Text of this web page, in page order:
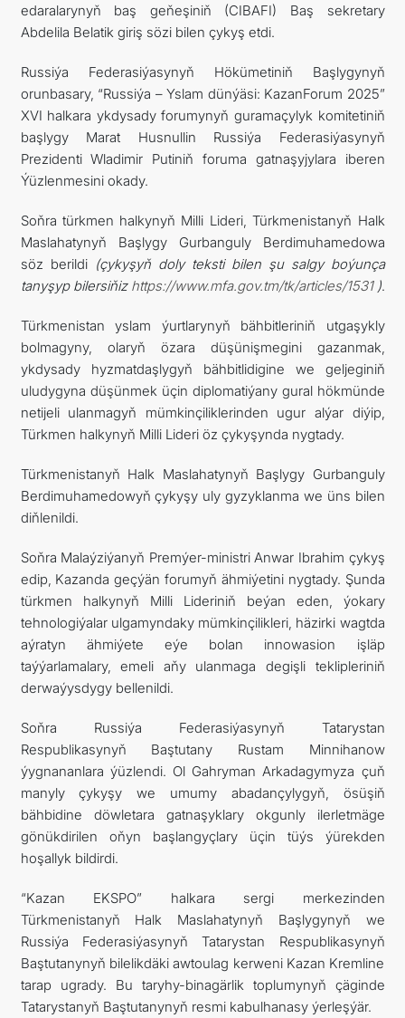
edaralarynyň baş geňeşiniň (CIBAFI) Baş sekretary
Abdelila Belatik giriş sözi bilen çykyş etdi.
Russiýa Federasiýasynyň Hökümetiniň Başlygynyň
orunbasary, “Russiýa – Yslam dünýäsi: KazanForum 2025”
XVI halkara ykdysady forumynyň guramaçylyk komitetiniň
başlygy Marat Husnullin Russiýa Federasiýasynyň
Prezidenti Wladimir Putiniň foruma gatnaşyjylara iberen
Ýüzlenmesini okady.
Soňra türkmen halkynyň Milli Lideri, Türkmenistanyň Halk
Maslahatynyň Başlygy Gurbanguly Berdimuhamedowa
söz berildi (çykyşyň doly teksti bilen şu salgy boýunça
tanyşyp bilersiňiz https://www.mfa.gov.tm/tk/articles/1531 ).
Türkmenistan yslam ýurtlarynyň bähbitleriniň utgaşykly
bolmagyny, olaryň özara düşünişmegini gazanmak,
ykdysady hyzmatdaşlygyň bähbitlidigine we geljeginiň
uludygyna düşünmek üçin diplomatiýany gural hökmünde
netijeli ulanmagyň mümkinçiliklerinden ugur alýar diýip,
Türkmen halkynyň Milli Lideri öz çykyşynda nygtady.
Türkmenistanyň Halk Maslahatynyň Başlygy Gurbanguly
Berdimuhamedowyň çykyşy uly gyzyklanma we üns bilen
diňlenildi.
Soňra Malaýziýanyň Premýer-ministri Anwar Ibrahim çykyş
edip, Kazanda geçýän forumyň ähmiýetini nygtady. Şunda
türkmen halkynyň Milli Lideriniň beýan eden, ýokary
tehnologiýalar ulgamyndaky mümkinçilikleri, häzirki wagtda
aýratyn ähmiýete eýe bolan innowasion işläp
taýýarlamalary, emeli aňy ulanmaga degişli teklipleriniň
derwaýysdygy bellenildi.
Soňra Russiýa Federasiýasynyň Tatarystan
Respublikasynyň Baştutany Rustam Minnihanow
ýygnananlara ýüzlendi. Ol Gahryman Arkadagymyza çuň
manyly çykyşy we umumy abadançylygyň, ösüşiň
bähbidine döwletara gatnaşyklary okgunly ilerletmäge
gönükdirilen oňyn başlangyçlary üçin tüýs ýürekden
hoşallyk bildirdi.
“Kazan EKSPO” halkara sergi merkezinden
Türkmenistanyň Halk Maslahatynyň Başlygynyň we
Russiýa Federasiýasynyň Tatarystan Respublikasynyň
Baştutanynyň bilelikdäki awtoulag kerweni Kazan Kremline
tarap ugrady. Bu taryhy-binagärlik toplumynyň çäginde
Tatarystanyň Baştutanynyň resmi kabulhanasy ýerleşýär.